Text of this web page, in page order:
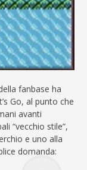
fanbase ha
Go, al punto che
avanti
“vecchio stile”,
e uno alla
domanda: